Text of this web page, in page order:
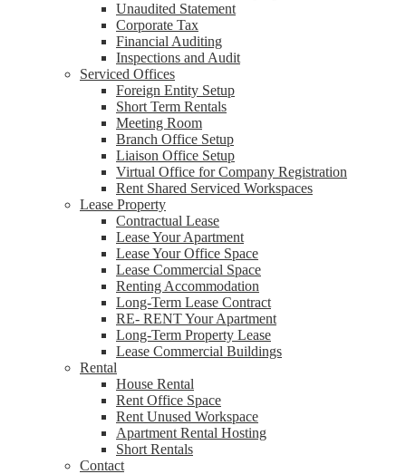
Unaudited Statement
Corporate Tax
Financial Auditing
Inspections and Audit
Serviced Offices
Foreign Entity Setup
Short Term Rentals
Meeting Room
Branch Office Setup
Liaison Office Setup
Virtual Office for Company Registration
Rent Shared Serviced Workspaces
Lease Property
Contractual Lease
Lease Your Apartment
Lease Your Office Space
Lease Commercial Space
Renting Accommodation
Long-Term Lease Contract
RE- RENT Your Apartment
Long-Term Property Lease
Lease Commercial Buildings
Rental
House Rental
Rent Office Space
Rent Unused Workspace
Apartment Rental Hosting
Short Rentals
Contact